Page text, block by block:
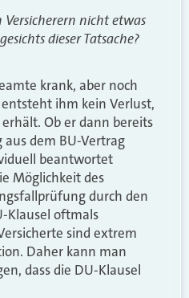
nicht etwas
dieser Tatsache?
krank, aber noch
ihm kein Verlust,
Ob er dann bereits
dem BU-Vertrag
beantwortet
Möglichkeit des
durch den
Klausel oftmals
sind extrem
Daher kann man
dass die DU-Klausel